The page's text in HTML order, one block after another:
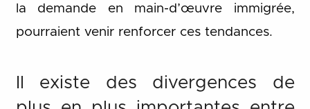
la demande en main-d’œuvre immigrée,
pourraient venir renforcer ces tendances.
Il existe des divergences de